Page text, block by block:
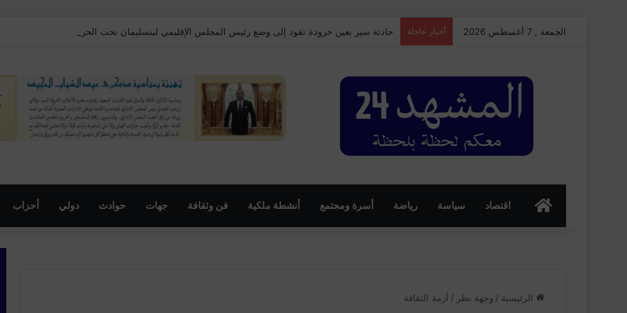
الجمعة , 7 أغسطس 2026 أخبار عاجلة حادثة سير بعين حرودة تقود إلى وضع رئيس المجلس الإقليمي لبنسليمان تحت الحراسة النظرية
الرئسيةاقتصاد سياسة رياضة أسرة ومجتمع أنشطة ملكية فن وثقافة جهات حوادث دولي أحزاب
الرئيسية / وجهة نظر / أزمة الثقافة